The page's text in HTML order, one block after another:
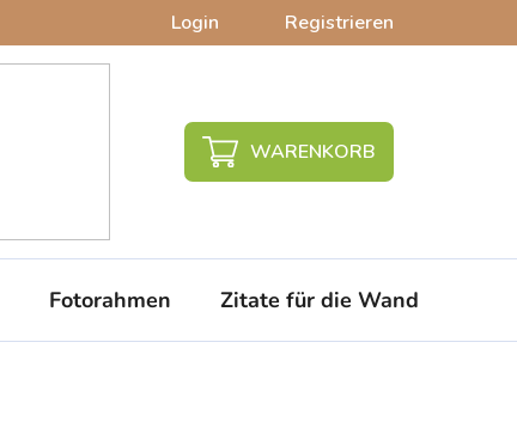
Login Registrieren
WARENKORB
Fotorahmen Zitate für die Wand